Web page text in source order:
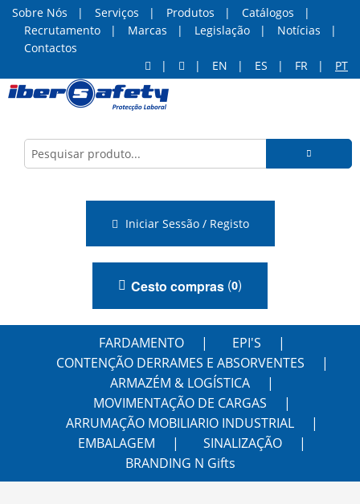
Sobre Nós Serviços Produtos
Catálogos
Recrutamento
Marcas Legislação
Notícias
Contactos
EN
ES FR PT
Iniciar Sessão / Registo
Cesto compras (0)
FARDAMENTO
EPI'S
CONTENÇÃO DERRAMES E ABSORVENTES
ARMAZÉM & LOGÍSTICA
MOVIMENTAÇÃO DE CARGAS
ARRUMAÇÃO MOBILIARIO INDUSTRIAL
EMBALAGEM
SINALIZAÇÃO
BRANDING N Gifts